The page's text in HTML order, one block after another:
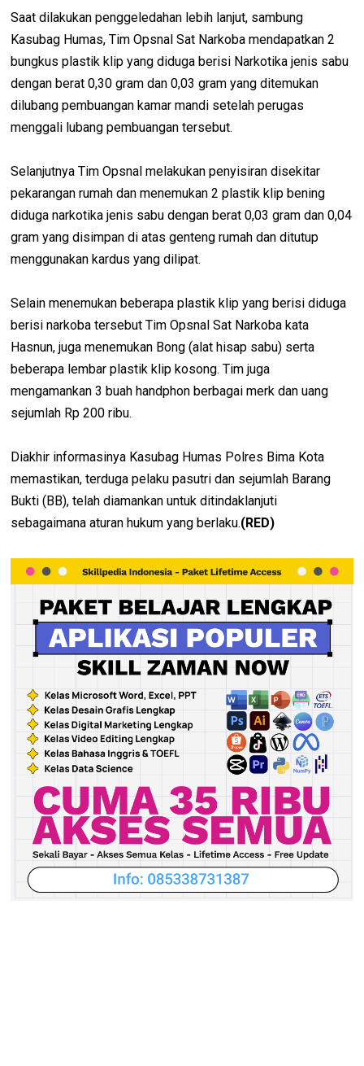
Saat dilakukan penggeledahan lebih lanjut, sambung
Kasubag Humas, Tim Opsnal Sat Narkoba mendapatkan 2
bungkus plastik klip yang diduga berisi Narkotika jenis sabu
dengan berat 0,30 gram dan 0,03 gram yang ditemukan
dilubang pembuangan kamar mandi setelah perugas
menggali lubang pembuangan tersebut.
Selanjutnya Tim Opsnal melakukan penyisiran disekitar
pekarangan rumah dan menemukan 2 plastik klip bening
diduga narkotika jenis sabu dengan berat 0,03 gram dan 0,04
gram yang disimpan di atas genteng rumah dan ditutup
menggunakan kardus yang dilipat.
Selain menemukan beberapa plastik klip yang berisi diduga
berisi narkoba tersebut Tim Opsnal Sat Narkoba kata
Hasnun, juga menemukan Bong (alat hisap sabu) serta
beberapa lembar plastik klip kosong. Tim juga
mengamankan 3 buah handphon berbagai merk dan uang
sejumlah Rp 200 ribu.
Diakhir informasinya Kasubag Humas Polres Bima Kota
memastikan, terduga pelaku pasutri dan sejumlah Barang
Bukti (BB), telah diamankan untuk ditindaklanjuti
sebagaimana aturan hukum yang berlaku.(RED)